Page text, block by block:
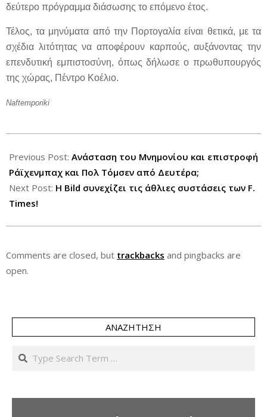
δεύτερο πρόγραμμα διάσωσης το επόμενο έτος.
Τέλος, τα μηνύματα από την Πορτογαλία είναι θετικά, με τα
σχέδια λιτότητας να αποφέρουν καρπούς, αυξάνοντας την
επενδυτική εμπιστοσύνη, όπως δήλωσε ο πρωθυπουργός
της χώρας, Πέντρο Κοέλιο.
Naftemporiki
06-
16
Previous Post: Ανάσταση του Μνημονίου και επιστροφή
Ράϊχενμπαχ και Πολ Τόμσεν από Δευτέρα;
Next Post: Η Bild συνεχίζει τις άθλιες συστάσεις των F.
Times!
Comments are closed, but trackbacks and pingbacks are
open.
ΑΝΑΖΉΤΗΣΗ
Search